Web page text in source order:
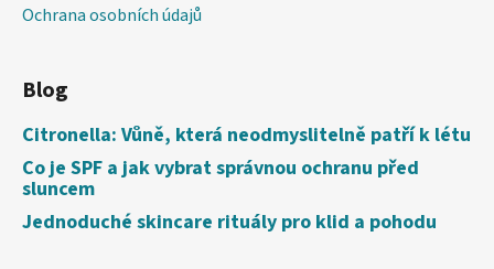
Ochrana osobních údajů
Blog
Citronella: Vůně, která neodmyslitelně patří k létu
Co je SPF a jak vybrat správnou ochranu před
sluncem
Jednoduché skincare rituály pro klid a pohodu